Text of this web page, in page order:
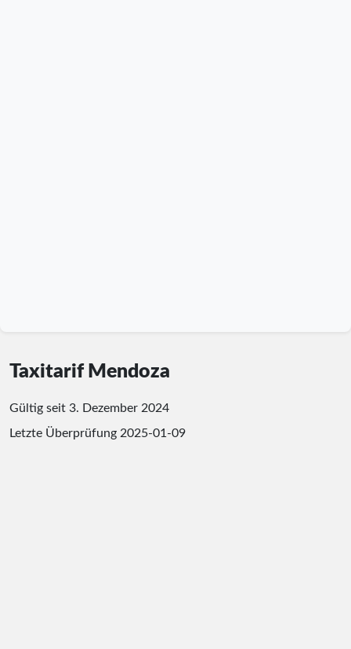
Taxitarif Mendoza
Gültig seit 3. Dezember 2024
Letzte Überprüfung 2025-01-09